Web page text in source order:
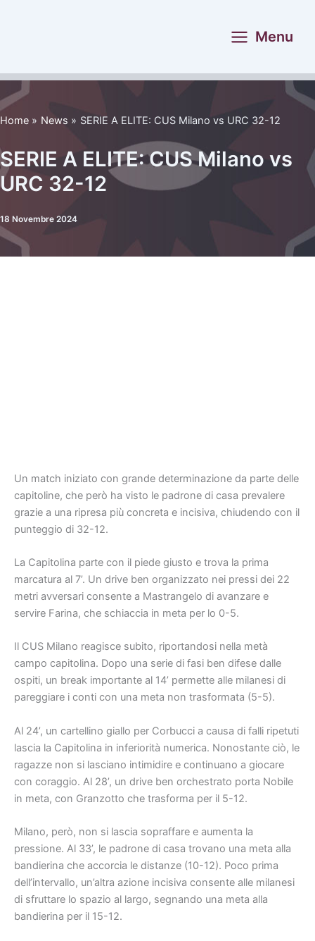
Menu
Home News SERIE A ELITE: CUS Milano vs URC 32-12
SERIE A ELITE: CUS Milano vs
URC 32-12
18 Novembre 2024
Un match iniziato con grande determinazione da parte delle
capitoline, che però ha visto le padrone di casa prevalere
grazie a una ripresa più concreta e incisiva, chiudendo con il
punteggio di 32-12.
La Capitolina parte con il piede giusto e trova la prima
marcatura al 7’. Un drive ben organizzato nei pressi dei 22
metri avversari consente a Mastrangelo di avanzare e
servire Farina, che schiaccia in meta per lo 0-5.
Il CUS Milano reagisce subito, riportandosi nella metà
campo capitolina. Dopo una serie di fasi ben difese dalle
ospiti, un break importante al 14’ permette alle milanesi di
pareggiare i conti con una meta non trasformata (5-5).
Al 24’, un cartellino giallo per Corbucci a causa di falli ripetuti
lascia la Capitolina in inferiorità numerica. Nonostante ciò, le
ragazze non si lasciano intimidire e continuano a giocare
con coraggio. Al 28’, un drive ben orchestrato porta Nobile
in meta, con Granzotto che trasforma per il 5-12.
Milano, però, non si lascia sopraffare e aumenta la
pressione. Al 33’, le padrone di casa trovano una meta alla
bandierina che accorcia le distanze (10-12). Poco prima
dell’intervallo, un’altra azione incisiva consente alle milanesi
di sfruttare lo spazio al largo, segnando una meta alla
bandierina per il 15-12.